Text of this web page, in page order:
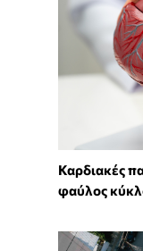
Καρδιακές
φαύλος